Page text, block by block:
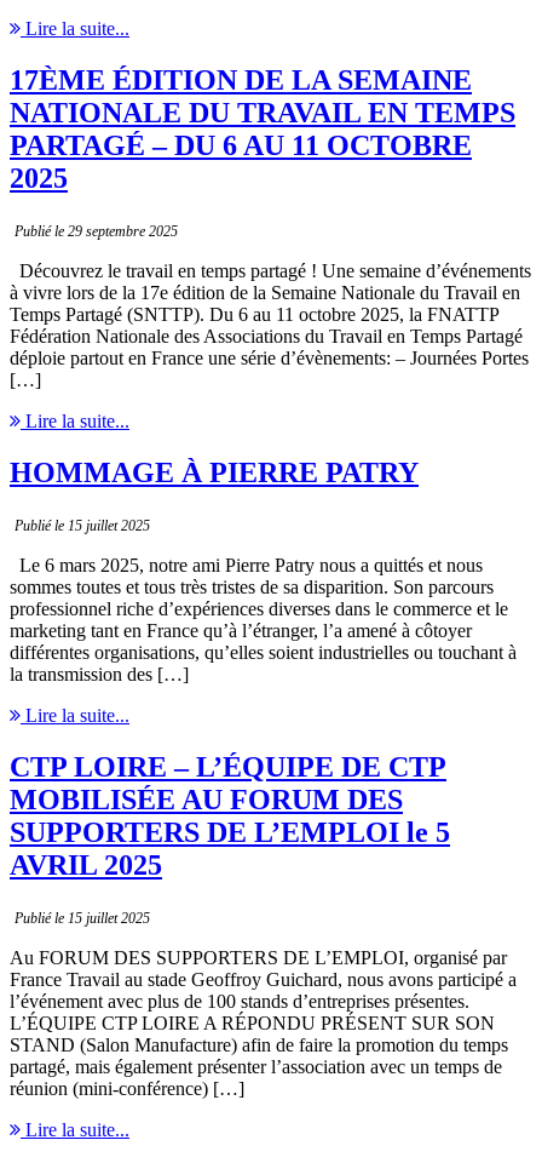
Lire la suite...
17ÈME ÉDITION DE LA SEMAINE
NATIONALE DU TRAVAIL EN TEMPS
PARTAGÉ – DU 6 AU 11 OCTOBRE
2025
Publié le 29 septembre 2025
Découvrez le travail en temps partagé ! Une semaine d’événements
à vivre lors de la 17e édition de la Semaine Nationale du Travail en
Temps Partagé (SNTTP). Du 6 au 11 octobre 2025, la FNATTP
Fédération Nationale des Associations du Travail en Temps Partagé
déploie partout en France une série d’évènements: – Journées Portes
[…]
Lire la suite...
HOMMAGE À PIERRE PATRY
Publié le 15 juillet 2025
Le 6 mars 2025, notre ami Pierre Patry nous a quittés et nous
sommes toutes et tous très tristes de sa disparition. Son parcours
professionnel riche d’expériences diverses dans le commerce et le
marketing tant en France qu’à l’étranger, l’a amené à côtoyer
différentes organisations, qu’elles soient industrielles ou touchant à
la transmission des […]
Lire la suite...
CTP LOIRE – L’ÉQUIPE DE CTP
MOBILISÉE AU FORUM DES
SUPPORTERS DE L’EMPLOI le 5
AVRIL 2025
Publié le 15 juillet 2025
Au FORUM DES SUPPORTERS DE L’EMPLOI, organisé par
France Travail au stade Geoffroy Guichard, nous avons participé a
l’événement avec plus de 100 stands d’entreprises présentes.
L’ÉQUIPE CTP LOIRE A RÉPONDU PRÉSENT SUR SON
STAND (Salon Manufacture) afin de faire la promotion du temps
partagé, mais également présenter l’association avec un temps de
réunion (mini-conférence) […]
Lire la suite...